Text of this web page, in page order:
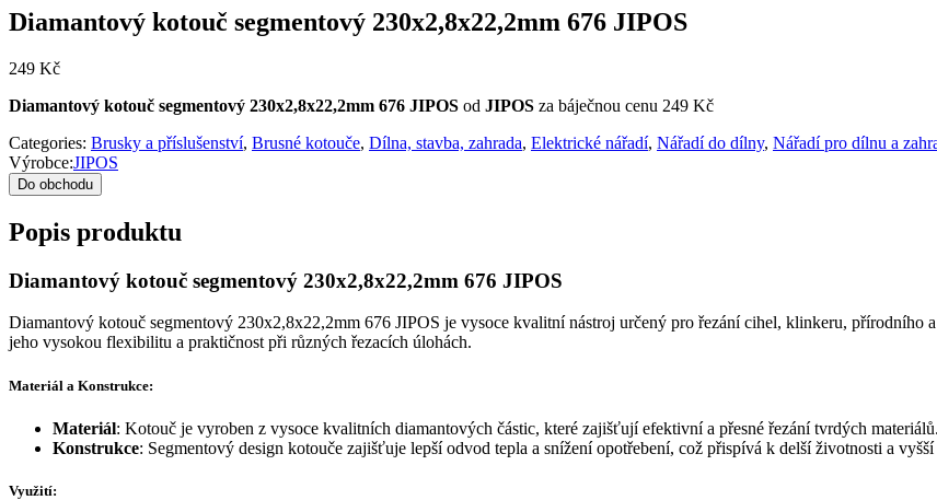
Diamantový kotouč segmentový 230x2,8x22,2mm 676 JIPOS
249 Kč
Diamantový kotouč segmentový 230x2,8x22,2mm 676 JIPOS od JIPOS za báječnou cenu 249 Kč
Categories: Brusky a příslušenství, Brusné kotouče, Dílna, stavba, zahrada, Elektrické nářadí, Nářadí do dílny, Nářadí pro dílnu a
Výrobce:JIPOS
Do obchodu
Popis produktu
Diamantový kotouč segmentový 230x2,8x22,2mm 676 JIPOS
Diamantový kotouč segmentový 230x2,8x22,2mm 676 JIPOS je vysoce kvalitní nástroj určený pro řezání cihel, klinkeru, přírodního
jeho vysokou flexibilitu a praktičnost při různých řezacích úlohách.
Materiál a Konstrukce:
Materiál: Kotouč je vyroben z vysoce kvalitních diamantových částic, které zajišťují efektivní a přesné řezání tvrdých materiálů.
Konstrukce: Segmentový design kotouče zajišťuje lepší odvod tepla a snížení opotřebení, což přispívá k delší životnosti a
Využití: